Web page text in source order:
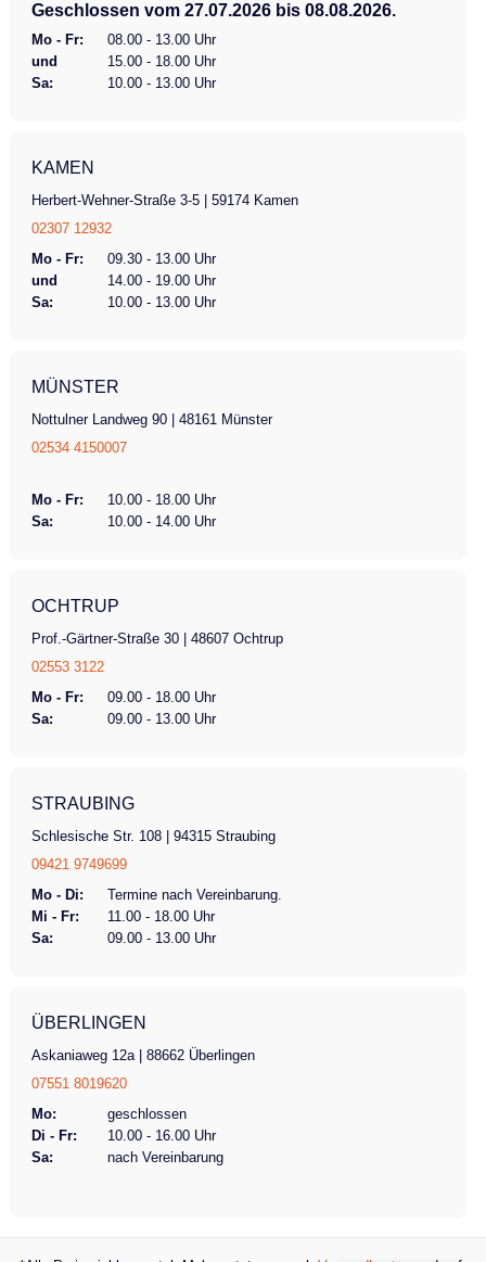
Geschlossen vom 27.07.2026 bis 08.08.2026.
Mo - Fr:
08.00 - 13.00 Uhr
und
15.00 - 18.00 Uhr
Sa:
10.00 - 13.00 Uhr
KAMEN
Herbert-Wehner-Straße 3-5 | 59174 Kamen
02307 12932
Mo - Fr:
09.30 - 13.00 Uhr
und
14.00 - 19.00 Uhr
Sa:
10.00 - 13.00 Uhr
MÜNSTER
Nottulner Landweg 90 | 48161 Münster
02534 4150007
Mo - Fr:
10.00 - 18.00 Uhr
Sa:
10.00 - 14.00 Uhr
OCHTRUP
Prof.-Gärtner-Straße 30 | 48607 Ochtrup
02553 3122
Mo - Fr:
09.00 - 18.00 Uhr
Sa:
09.00 - 13.00 Uhr
STRAUBING
Schlesische Str. 108 | 94315 Straubing
09421 9749699
Mo - Di:
Termine nach Vereinbarung.
Mi - Fr:
11.00 - 18.00 Uhr
Sa:
09.00 - 13.00 Uhr
ÜBERLINGEN
Askaniaweg 12a | 88662 Überlingen
07551 8019620
Mo:
geschlossen
Di - Fr:
10.00 - 16.00 Uhr
Sa:
nach Vereinbarung